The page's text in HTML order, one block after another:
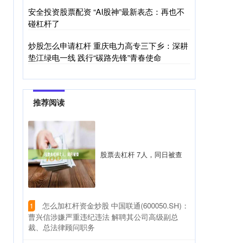
安全投资股票配资 “AI股神”最新表态：再也不
碰杠杆了
炒股怎么申请杠杆 重庆电力高专三下乡：深耕
垫江绿电一线 践行“碳路先锋”青春使命
推荐阅读
股票去杠杆 7人，同日被查
1
​怎么加杠杆资金炒股 中国联通(600050.SH)：
曹兴信涉嫌严重违纪违法 解聘其公司高级副总
裁、总法律顾问职务